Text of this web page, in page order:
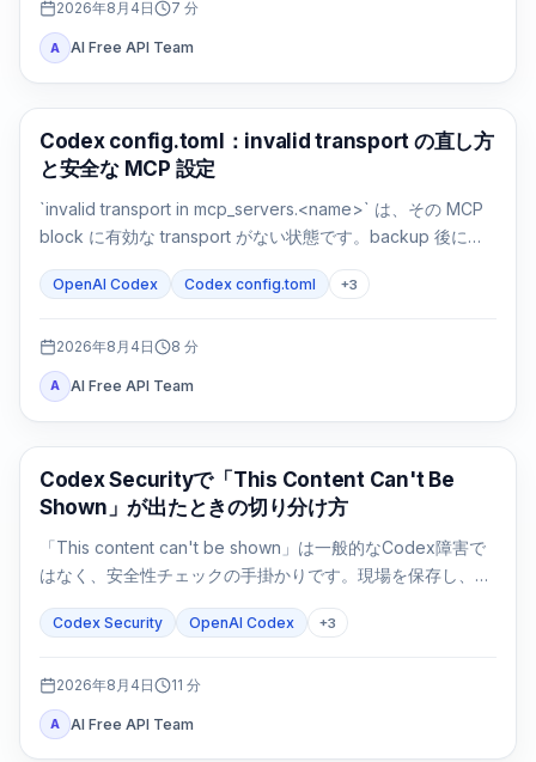
2026年8月4日 7 分
A AI Free API Team
AI 開発ツール
Codex config.toml：invalid transport の直し方
と安全な MCP 設定
`invalid transport in mcp_servers.<name>` は、その MCP
block に有効な transport がない状態です。backup 後に
します。
OpenAI Codex Codex config.toml +3
2026年8月4日 8 分
A AI Free API Team
OpenAI Codex
Codex Securityで「This Content Can't Be
Shown」が出たときの切り分け方
「This content can't be shown」は一般的なCodex障害で
はなく、安全性チェックの手掛かりです。現場を保存し、許
Codex Security OpenAI Codex +3
2026年8月4日 11 分
A AI Free API Team